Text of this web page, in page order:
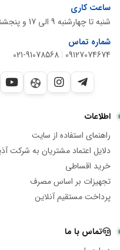
ساعت کاری
شنبه تا چهارشنبه 9 الی 17 و پنجشنبه 9 الی 13
شماره تماس
09127074674
|
021-91078568
اطلاعات
راهنمای استفاده از سایت
دلایل اعتماد مشتریان به شرکت
خرید اقساطی
تجهیزات بر اساس مصرف
پرداخت مستقیم آنلاین
تماس با ما